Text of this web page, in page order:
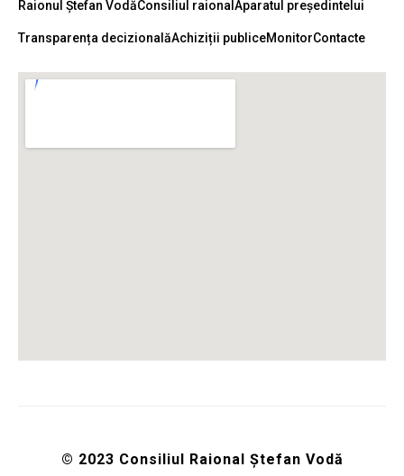
Raionul Ștefan VodăConsiliul raional Aparatul președintelui
Transparența decizionalăAchiziții publiceMonitorContacte
© 2023 Consiliul Raional Ștefan Vodă